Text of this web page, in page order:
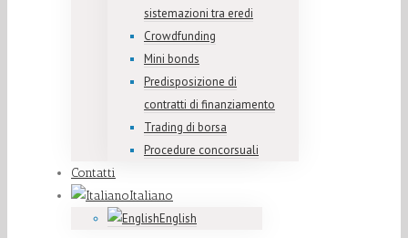
sistemazioni tra eredi
Crowdfunding
Mini bonds
Predisposizione di
contratti di finanziamento
Trading di borsa
Procedure concorsuali
Contatti
Italiano
English